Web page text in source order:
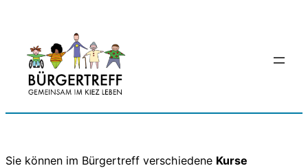
springen
Sie können im Bürgertreff verschiedene Kurse